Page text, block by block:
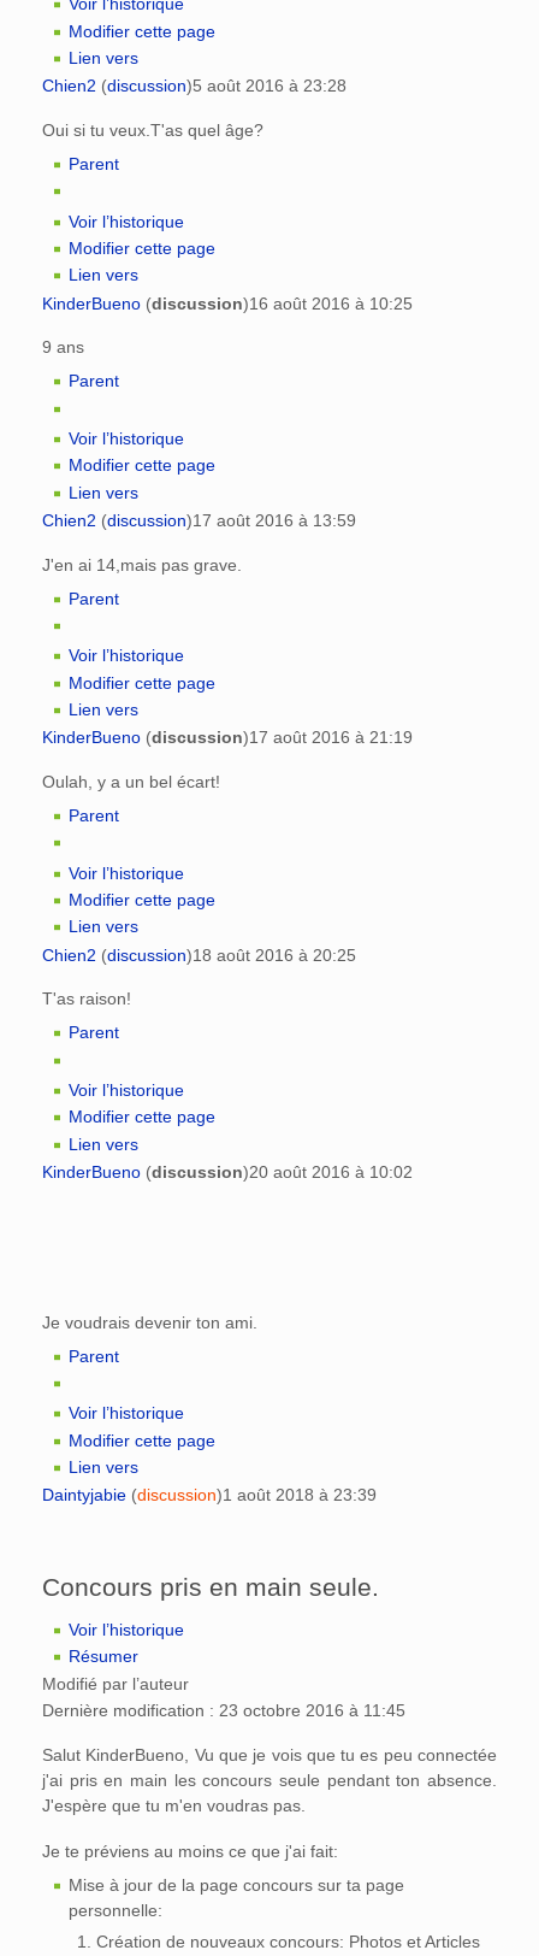
Voir l’historique
Modifier cette page
Lien vers
Chien2 (discussion)5 août 2016 à 23:28
Oui si tu veux.T'as quel âge?
Parent
Voir l’historique
Modifier cette page
Lien vers
KinderBueno (discussion)16 août 2016 à 10:25
9 ans
Parent
Voir l’historique
Modifier cette page
Lien vers
Chien2 (discussion)17 août 2016 à 13:59
J'en ai 14,mais pas grave.
Parent
Voir l’historique
Modifier cette page
Lien vers
KinderBueno (discussion)17 août 2016 à 21:19
Oulah, y a un bel écart!
Parent
Voir l’historique
Modifier cette page
Lien vers
Chien2 (discussion)18 août 2016 à 20:25
T'as raison!
Parent
Voir l’historique
Modifier cette page
Lien vers
KinderBueno (discussion)20 août 2016 à 10:02
Je voudrais devenir ton ami.
Parent
Voir l’historique
Modifier cette page
Lien vers
Daintyjabie (discussion)1 août 2018 à 23:39
Concours pris en main seule.
Voir l’historique
Résumer
Modifié par l’auteur
Dernière modification : 23 octobre 2016 à 11:45
Salut KinderBueno, Vu que je vois que tu es peu connectée
j'ai pris en main les concours seule pendant ton absence.
J'espère que tu m'en voudras pas.
Je te préviens au moins ce que j'ai fait:
Mise à jour de la page concours sur ta page
personnelle:
Création de nouveaux concours: Photos et Articles